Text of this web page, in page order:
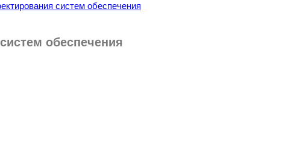
систем обеспечения
обеспечения